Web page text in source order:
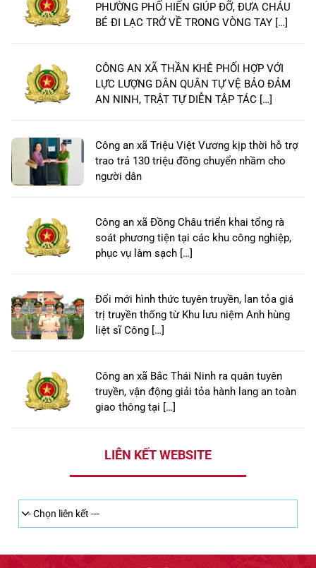
PHƯỜNG PHỐ HIẾN GIÚP ĐỠ, ĐƯA CHÁU
BÉ ĐI LẠC TRỞ VỀ TRONG VÒNG TAY […]
CÔNG AN XÃ THẦN KHÊ PHỐI HỢP VỚI
LỰC LƯỢNG DÂN QUÂN TỰ VỆ BẢO ĐẢM
AN NINH, TRẬT TỰ DIỄN TẬP TÁC […]
Công an xã Triệu Việt Vương kịp thời hỗ trợ
trao trả 130 triệu đồng chuyển nhầm cho
người dân
Công an xã Đồng Châu triển khai tổng rà
soát phương tiện tại các khu công nghiệp,
phục vụ làm sạch […]
Đổi mới hình thức tuyên truyền, lan tỏa giá
trị truyền thống từ Khu lưu niệm Anh hùng
liệt sĩ Công […]
Công an xã Bắc Thái Ninh ra quân tuyên
truyền, vận động giải tỏa hành lang an toàn
giao thông tại […]
LIÊN KẾT WEBSITE